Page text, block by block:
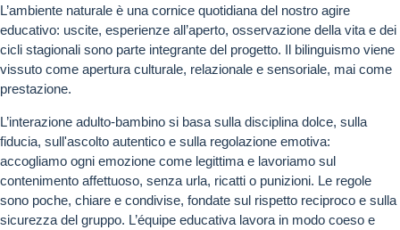
L’ambiente naturale è una cornice quotidiana del nostro agire
educativo: uscite, esperienze all’aperto, osservazione della vita e dei
cicli stagionali sono parte integrante del progetto. Il bilinguismo viene
vissuto come apertura culturale, relazionale e sensoriale, mai come
prestazione.
L’interazione adulto-bambino si basa sulla disciplina dolce, sulla
fiducia, sull'ascolto autentico e sulla regolazione emotiva:
accogliamo ogni emozione come legittima e lavoriamo sul
contenimento affettuoso, senza urla, ricatti o punizioni. Le regole
sono poche, chiare e condivise, fondate sul rispetto reciproco e sulla
sicurezza del gruppo. L’équipe educativa lavora in modo coeso e